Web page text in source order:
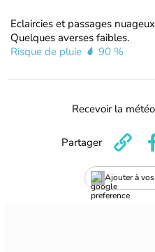
Eclaircies et passages
Quelques averses faibles.
Risque de pluie
90 %
Recevoir la
Ajouter à
Partager